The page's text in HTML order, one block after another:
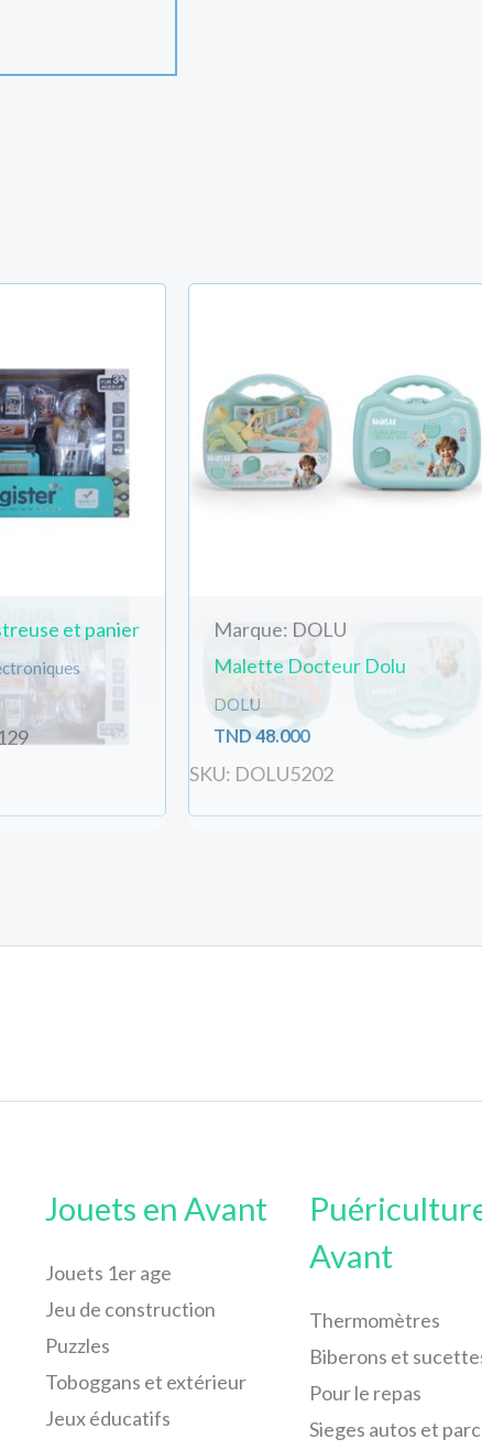
et panier
Marque: DOLU
Malette Docteur Dolu
DOLU
TND 48.000
SKU: DOLU5202
Jouets en Avant
Jouets 1er age
Jeu de construction
Puzzles
Toboggans et extérieur
Jeux éducatifs
Avant
Thermomètres
Biberons et
Pour le repas
Sieges autos et